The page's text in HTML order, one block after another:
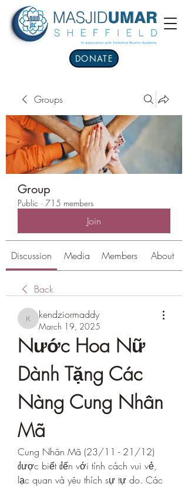
DONATE
Groups
Group
Public · 715 members
Join
Discussion Media Members About
Back
kendziormaddy
kendziormaddy
March 19, 2025
Nước Hoa Nữ
Dành Tặng Các
Nàng Cung Nhân
Mã
Cung Nhân Mã (23/11 - 21/12)
được biết đến với tính cách vui vẻ,
lạc quan và yêu thích sự tự do. Các